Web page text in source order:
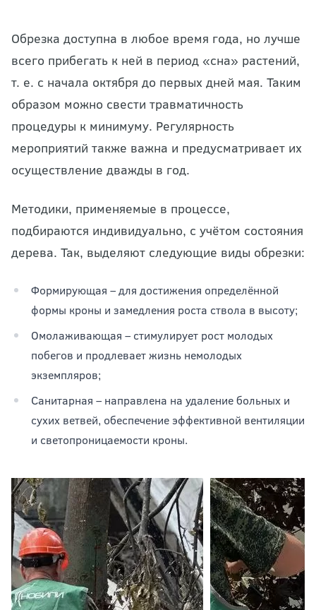
Обрезка доступна в любое время года, но лучше
всего прибегать к ней в период «сна» растений,
т. е. с начала октября до первых дней мая. Таким
образом можно свести травматичность
процедуры к минимуму. Регулярность
мероприятий также важна и предусматривает их
осуществление дважды в год.
Методики, применяемые в процессе,
подбираются индивидуально, с учётом состояния
дерева. Так, выделяют следующие виды обрезки:
Формирующая – для достижения определённой
формы кроны и замедления роста ствола в высоту;
Омолаживающая – стимулирует рост молодых
побегов и продлевает жизнь немолодых
экземпляров;
Санитарная – направлена на удаление больных и
сухих ветвей, обеспечение эффективной вентиляции
и светопроницаемости кроны.